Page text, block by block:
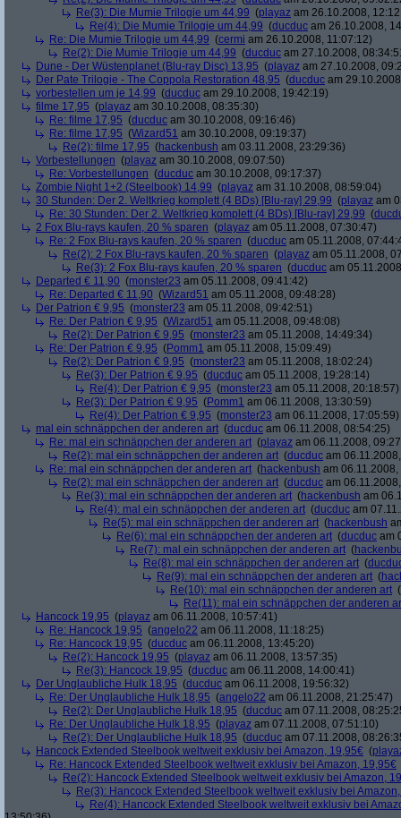
Re(3): Die Mumie Trilogie um 44,99 (playaz am 26.10.2008,
Re(4): Die Mumie Trilogie um 44,99 (ducduc am 26.10.2008,
Re: Die Mumie Trilogie um 44,99 (cermi am 26.10.2008, 11:07:12)
Re(2): Die Mumie Trilogie um 44,99 (ducduc am 27.10.2008,
Dune - Der Wüstenplanet (Blu-ray Disc) 13,95 (playaz am 27.10.2008,
Der Pate Trilogie - The Coppola Restoration 48,95 (ducduc am
vorbestellen um je 14,99 (ducduc am 29.10.2008, 19:42:19)
filme 17,95 (playaz am 30.10.2008, 08:35:30)
Re: filme 17,95 (ducduc am 30.10.2008, 09:16:46)
Re: filme 17,95 (Wizard51 am 30.10.2008, 09:19:37)
Re(2): filme 17,95 (hackenbush am 03.11.2008, 23:29:36)
Vorbestellungen (playaz am 30.10.2008, 09:07:50)
Re: Vorbestellungen (ducduc am 30.10.2008, 09:17:37)
Zombie Night 1+2 (Steelbook) 14,99 (playaz am 31.10.2008, 08:59:04)
30 Stunden: Der 2. Weltkrieg komplett (4 BDs) [Blu-ray] 29,99 (playaz am
Re: 30 Stunden: Der 2. Weltkrieg komplett (4 BDs) [Blu-ray] 29,99 (
2 Fox Blu-rays kaufen, 20 % sparen (playaz am 05.11.2008, 07:30:47)
Re: 2 Fox Blu-rays kaufen, 20 % sparen (ducduc am 05.11.2008,
Re(2): 2 Fox Blu-rays kaufen, 20 % sparen (playaz am 05.11.2008,
Re(3): 2 Fox Blu-rays kaufen, 20 % sparen (ducduc am
Departed € 11,90 (monster23 am 05.11.2008, 09:41:42)
Re: Departed € 11,90 (Wizard51 am 05.11.2008, 09:48:28)
Der Patrion € 9,95 (monster23 am 05.11.2008, 09:42:51)
Re: Der Patrion € 9,95 (Wizard51 am 05.11.2008, 09:48:08)
Re(2): Der Patrion € 9,95 (monster23 am 05.11.2008, 14:49:34)
Re: Der Patrion € 9,95 (Pomm1 am 05.11.2008, 15:09:49)
Re(2): Der Patrion € 9,95 (monster23 am 05.11.2008, 18:02:24)
Re(3): Der Patrion € 9,95 (ducduc am 05.11.2008, 19:28:14)
Re(4): Der Patrion € 9,95 (monster23 am 05.11.2008, 20:18:57)
Re(3): Der Patrion € 9,95 (Pomm1 am 06.11.2008, 13:30:59)
Re(4): Der Patrion € 9,95 (monster23 am 06.11.2008, 17:05:59)
mal ein schnäppchen der anderen art (ducduc am 06.11.2008, 08:54:25)
Re: mal ein schnäppchen der anderen art (playaz am 06.11.2008,
Re(2): mal ein schnäppchen der anderen art (ducduc am
Re: mal ein schnäppchen der anderen art (hackenbush am
Re(2): mal ein schnäppchen der anderen art (ducduc am
Re(3): mal ein schnäppchen der anderen art (hackenbush am
Re(4): mal ein schnäppchen der anderen art (ducduc am
Re(5): mal ein schnäppchen der anderen art (hackenbush
Re(6): mal ein schnäppchen der anderen art (ducduc am
Re(7): mal ein schnäppchen der anderen art (
Re(8): mal ein schnäppchen der anderen art (
Re(9): mal ein schnäppchen der anderen art (
Re(10): mal ein schnäppchen der anderen art (
Re(11): mal ein schnäppchen der anderen
Hancock 19,95 (playaz am 06.11.2008, 10:57:41)
Re: Hancock 19,95 (angelo22 am 06.11.2008, 11:18:25)
Re: Hancock 19,95 (ducduc am 06.11.2008, 13:45:20)
Re(2): Hancock 19,95 (playaz am 06.11.2008, 13:57:35)
Re(3): Hancock 19,95 (ducduc am 06.11.2008, 14:00:41)
Der Unglaubliche Hulk 18,95 (ducduc am 06.11.2008, 19:56:32)
Re: Der Unglaubliche Hulk 18,95 (angelo22 am 06.11.2008, 21:25:47)
Re(2): Der Unglaubliche Hulk 18,95 (ducduc am 07.11.2008,
Re: Der Unglaubliche Hulk 18,95 (playaz am 07.11.2008, 07:51:10)
Re(2): Der Unglaubliche Hulk 18,95 (ducduc am 07.11.2008,
Hancock Extended Steelbook weltweit exklusiv bei Amazon, 19,95€ (
Re: Hancock Extended Steelbook weltweit exklusiv bei Amazon, 19,95€
Re(2): Hancock Extended Steelbook weltweit exklusiv bei Amazon,
Re(3): Hancock Extended Steelbook weltweit exklusiv bei
Re(4): Hancock Extended Steelbook weltweit exklusiv bei